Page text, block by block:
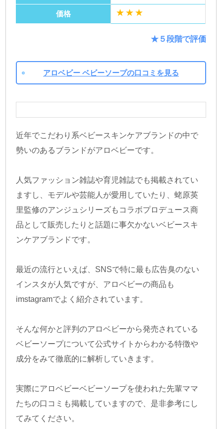
価格 ★★★
★５段階で評価
アロベビー ベビーソープの口コミを見る
近年でこだわり系ベビースキンケアブランドの中で
勢いのあるブランドがアロベビーです。
人気ファッション雑誌や育児雑誌でも掲載されてい
ますし、モデルや芸能人が愛用していたり、蛯原英
里監修のアンジュシリーズもコラボプロデュース商
品として販売したりと話題に事欠かないベビースキ
ンケアブランドです。
最近の流行といえば、SNSで特に最も広告臭のない
インスタが人気ですが、アロベビーの商品も
imstagramでよく紹介されています。
そんな何かと評判のアロベビーから発売されている
ベビーソープについて公式サイトからわかる特徴や
成分をみて徹底的に解析していきます。
実際にアロベビーベビーソープを使われた先輩ママ
たちの口コミも掲載していますので、是非参考にし
てみてください。